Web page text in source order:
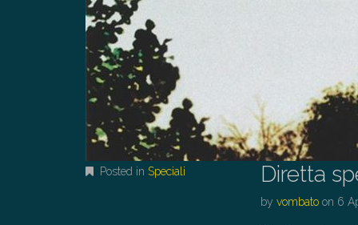
Posted in Speciali Diretta
byvombato on 6